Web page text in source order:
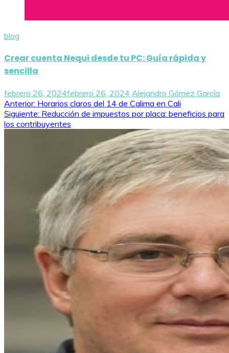
blog
Crear cuenta Nequi desde tu PC: Guía rápida y
sencilla
febrero 26, 2024febrero 26, 2024 Alejandro Gómez García
Navegación
de
Anterior: Horarios claros del 14 de Calima en Cali
Siguiente: Reducción de impuestos por placa: beneficios para
los contribuyentes